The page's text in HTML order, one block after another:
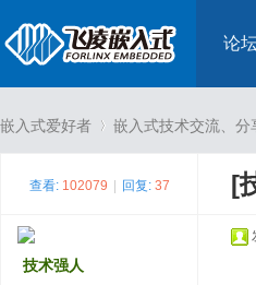
论
嵌入式爱好者 嵌入式技术交流、分
查看: 102079 回复: 37 [
技术强人